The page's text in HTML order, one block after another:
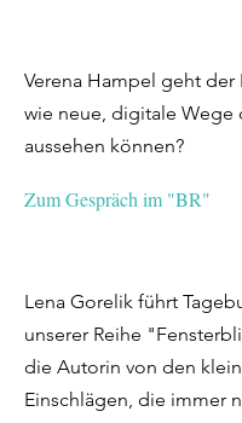
Verena Hampel geht der
wie neue, digitale Wege
aussehen können?
Zum Gespräch im "BR"
Lena Gorelik führt
unserer Reihe
die Autorin von den
Einschlägen, die immer